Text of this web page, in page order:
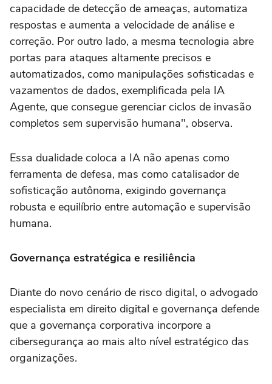
capacidade de detecção de ameaças, automatiza
respostas e aumenta a velocidade de análise e
correção. Por outro lado, a mesma tecnologia abre
portas para ataques altamente precisos e
automatizados, como manipulações sofisticadas e
vazamentos de dados, exemplificada pela IA
Agente, que consegue gerenciar ciclos de invasão
completos sem supervisão humana", observa.
Essa dualidade coloca a IA não apenas como
ferramenta de defesa, mas como catalisador de
sofisticação autônoma, exigindo governança
robusta e equilíbrio entre automação e supervisão
humana.
Governança estratégica e resiliência
Diante do novo cenário de risco digital, o advogado
especialista em direito digital e governança defende
que a governança corporativa incorpore a
cibersegurança ao mais alto nível estratégico das
organizações.